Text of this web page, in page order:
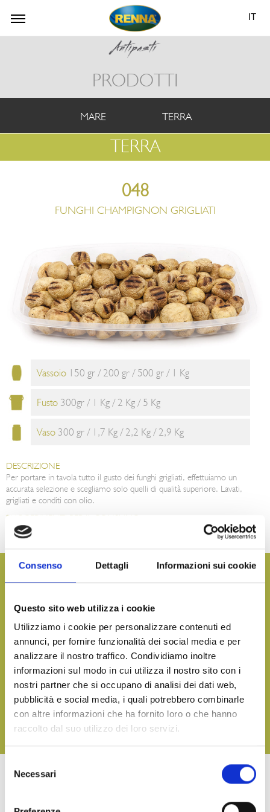
Consenso Dettagli Informazioni sui cookie
Questo sito web utilizza i cookie
Utilizziamo i cookie per personalizzare contenuti ed
annunci, per fornire funzionalità dei social media e per
analizzare il nostro traffico. Condividiamo inoltre
informazioni sul modo in cui utilizza il nostro sito con i
nostri partner che si occupano di analisi dei dati web,
pubblicità e social media, i quali potrebbero combinarle
con altre informazioni che ha fornito loro o che hanno
raccolto dal suo utilizzo dei loro servizi.
delNecessari
IT
PRODOTTI
MARE TERRA
TERRA
048
FUNGHI CHAMPIGNON GRIGLIATI
Vassoio 150 gr / 200 gr / 500 gr / 1 Kg
Fusto 300gr / 1 Kg / 2 Kg / 5 Kg
Vaso 300 gr / 1,7 Kg / 2,2 Kg / 2,9 Kg
DESCRIZIONE
Per portare in tavola tutto il gusto dei funghi grigliati, effettuiamo un
accurata selezione e scegliamo solo quelli di qualità superiore. Lavati,
grigliati e conditi con olio.
SUGGERIMENTI PER IL CONSUMO
I funghi champignons grigliati sono pronti per essere portati in tavola come
antipasto. Ottimi come contorno o per arricchire pizze.
Vuoi avere maggiori informazioni e ricevere il nostro
CONTATTACI
Porta in tavola il sapore del mare, in qualsiasi occasione
SCARICA IL NOSTRO CATALOGO E SCOPRI TUTTE LE
NOSTRE DELIZIE
SCARICA